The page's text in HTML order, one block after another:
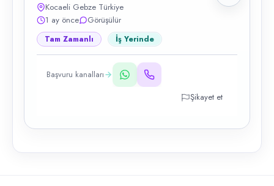
Kocaeli Gebze Türkiye
1 ay önce
Görüşülür
Tam Zamanlı İş Yerinde
Başvuru kanalları
Şikayet et